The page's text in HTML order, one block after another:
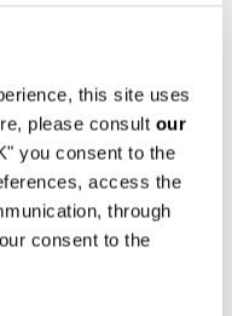
this site uses
please consult our
consent to the
access the
through
consent to the
der
Möbeln
eingerichtet,
studio mk27
wurde.